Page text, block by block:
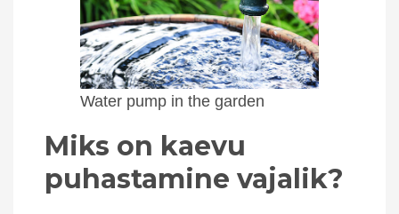
Water pump in the garden
Miks on kaevu
puhastamine vajalik?